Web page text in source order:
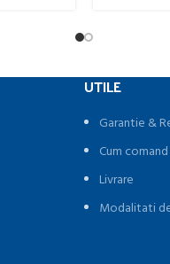
UTILE
Garantie &
Cum
Livrare
Modalitati